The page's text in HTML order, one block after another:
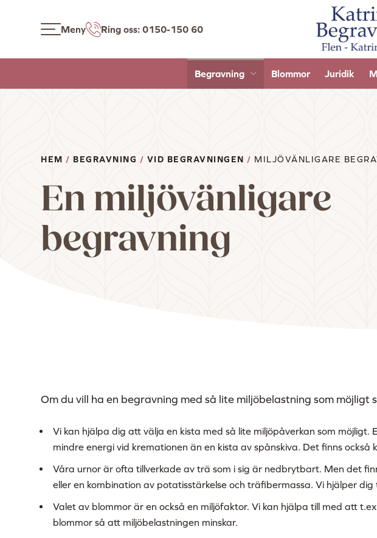
Meny Ring oss: 0150-150 60
Begravning Blommor Juridik
HEM / BEGRAVNING / VID BEGRAVNINGEN / MILJÖVÄNLIGARE
En miljövänligare
begravning
Om du vill ha en begravning med så lite miljöbelastning som möjligt
Vi kan hjälpa dig att välja en kista med så lite miljöpåverkan som möjligt.
mindre energi vid kremationen än en kista av spånskiva. Det finns
Våra urnor är ofta tillverkade av trä som i sig är nedbrytbart. Men det
eller en kombination av potatisstärkelse och träfibermassa. Vi hjälper dig
Valet av blommor är en också en miljöfaktor. Vi kan hjälpa till med att
blommor så att miljöbelastningen minskar.